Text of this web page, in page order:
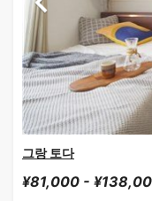
그랑 토다
¥81,000 -